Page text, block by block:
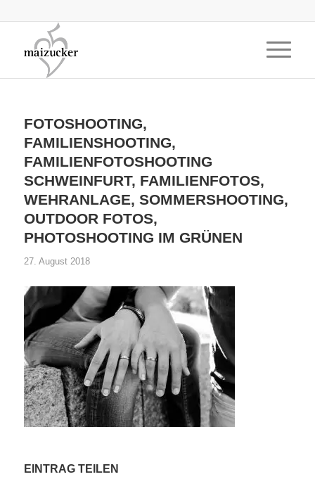
FOTOSHOOTING,
FAMILIENSHOOTING,
FAMILIENFOTOSHOOTING
SCHWEINFURT, FAMILIENFOTOS,
WEHRANLAGE, SOMMERSHOOTING,
OUTDOOR FOTOS,
PHOTOSHOOTING IM GRÜNEN
27. August 2018
EINTRAG TEILEN